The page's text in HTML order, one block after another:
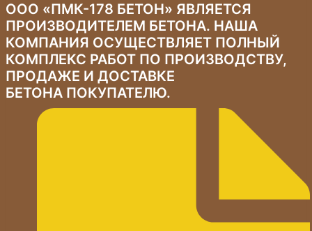
ООО «ПМК-178 БЕТОН» ЯВЛЯЕТСЯ
ПРОИЗВОДИТЕЛЕМ БЕТОНА. НАША
КОМПАНИЯ ОСУЩЕСТВЛЯЕТ ПОЛНЫЙ
КОМПЛЕКС РАБОТ ПО ПРОИЗВОДСТВУ,
ПРОДАЖЕ И ДОСТАВКЕ
БЕТОНА ПОКУПАТЕЛЮ.